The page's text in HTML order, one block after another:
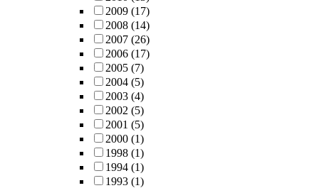
2009 (17)
2008 (14)
2007 (26)
2006 (17)
2005 (7)
2004 (5)
2003 (4)
2002 (5)
2001 (5)
2000 (1)
1998 (1)
1994 (1)
1993 (1)